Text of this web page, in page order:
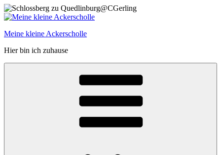
Zum
Inhalt
Meine kleine Ackerscholle
Hier bin ich zuhause